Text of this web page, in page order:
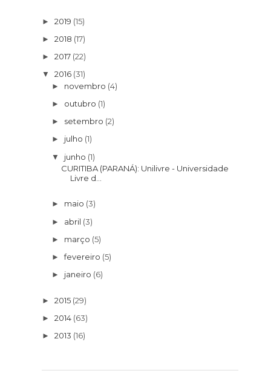
► 2019 (15)
► 2018 (17)
► 2017 (22)
▼ 2016 (31)
► novembro (4)
► outubro (1)
► setembro (2)
► julho (1)
▼ junho (1)
CURITIBA (PARANÁ): Unilivre - Universidade
Livre d...
► maio (3)
► abril (3)
► março (5)
►fevereiro (5)
► janeiro (6)
► 2015 (29)
► 2014 (63)
► 2013 (16)